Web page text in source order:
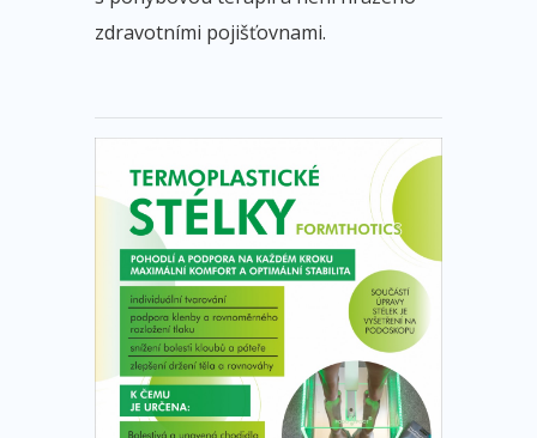
zdravotními pojišťovnami.